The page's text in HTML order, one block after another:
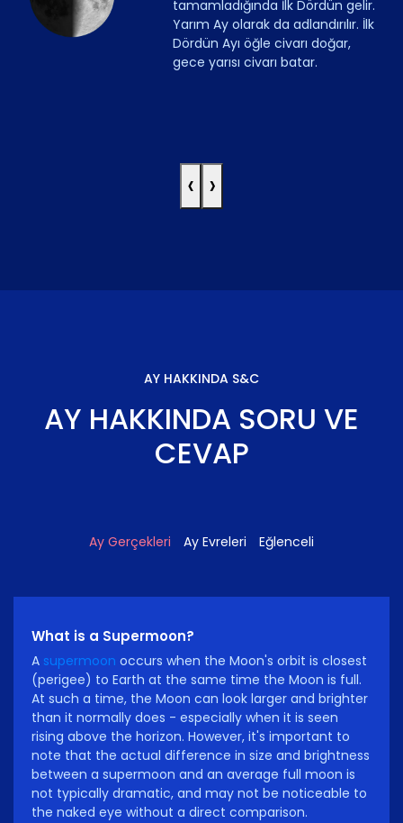
tamamladığında İlk Dördün gelir.
Yarım Ay olarak da adlandırılır. İlk
Dördün Ayı öğle civarı doğar,
gece yarısı civarı batar.
‹ ›
AY HAKKINDA S&C
AY HAKKINDA SORU VE
CEVAP
Ay Gerçekleri Ay Evreleri Eğlenceli
What is a Supermoon?
A supermoon occurs when the Moon's orbit is closest
(perigee) to Earth at the same time the Moon is full.
At such a time, the Moon can look larger and brighter
than it normally does - especially when it is seen
rising above the horizon. However, it's important to
note that the actual difference in size and brightness
between a supermoon and an average full moon is
not typically dramatic, and may not be noticeable to
the naked eye without a direct comparison.